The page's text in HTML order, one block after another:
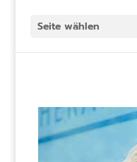
Seite wählen